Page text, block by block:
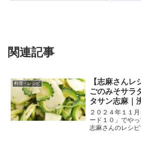
関連記事
料理・レシピ
【志麻さんレ
ごのみそサラ
タサン志麻｜
２０２４年１１
ード１０」でや
志麻さんのレシ